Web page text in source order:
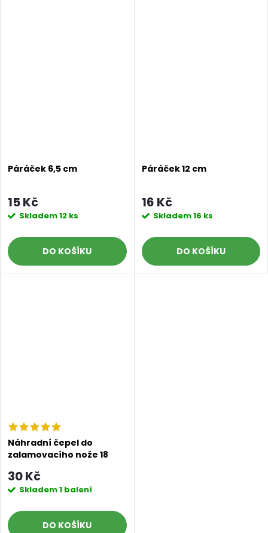
Páráček 6,5 cm
15 Kč
Skladem12 ks
DO KOŠÍKU
Páráček 12 cm
16 Kč
Skladem16 ks
DO KOŠÍKU
Náhradní čepel do
zalamovacího nože 18
30 Kč
Skladem1 balení
DO KOŠÍKU